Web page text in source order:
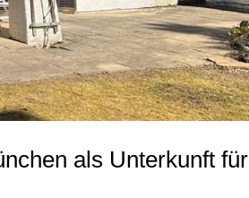
als Unterkunft für